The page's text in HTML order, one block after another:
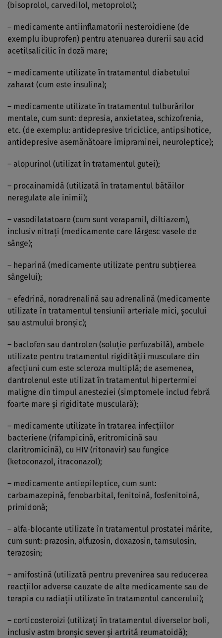
(bisoprolol, carvedilol, metoprolol);
– medicamente antiinflamatorii nesteroidiene (de
exemplu ibuprofen) pentru atenuarea durerii sau acid
acetilsalicilic în doză mare;
– medicamente utilizate în tratamentul diabetului
zaharat (cum este insulina);
– medicamente utilizate în tratamentul tulburărilor
mentale, cum sunt: depresia, anxietatea, schizofrenia,
etc. (de exemplu: antidepresive triciclice, antipsihotice,
antidepresive asemănătoare imipraminei, neuroleptice);
– alopurinol (utilizat în tratamentul gutei);
– procainamidă (utilizată în tratamentul bătăilor
neregulate ale inimii);
– vasodilatatoare (cum sunt verapamil, diltiazem),
inclusiv nitraţi (medicamente care lărgesc vasele de
sânge);
– heparină (medicamente utilizate pentru subţierea
sângelui);
– efedrină, noradrenalină sau adrenalină (medicamente
utilizate în tratamentul tensiunii arteriale mici, şocului
sau astmului bronşic);
– baclofen sau dantrolen (soluţie perfuzabilă), ambele
utilizate pentru tratamentul rigidităţii musculare din
afecţiuni cum este scleroza multiplă; de asemenea,
dantrolenul este utilizat în tratamentul hipertermiei
maligne din timpul anesteziei (simptomele includ febră
foarte mare şi rigiditate musculară);
– medicamente utilizate în tratarea infecţiilor
bacteriene (rifampicină, eritromicină sau
claritromicină), cu HIV (ritonavir) sau fungice
(ketoconazol, itraconazol);
– medicamente antiepileptice, cum sunt:
carbamazepină, fenobarbital, fenitoină, fosfenitoină,
primidonă;
– alfa-blocante utilizate în tratamentul prostatei mărite,
cum sunt: prazosin, alfuzosin, doxazosin, tamsulosin,
terazosin;
– amifostină (utilizată pentru prevenirea sau reducerea
reacţiilor adverse cauzate de alte medicamente sau de
terapia cu radiaţii utilizate în tratamentul cancerului);
– corticosteroizi (utilizaţi în tratamentul diverselor boli,
inclusiv astm bronşic sever şi artrită reumatoidă);